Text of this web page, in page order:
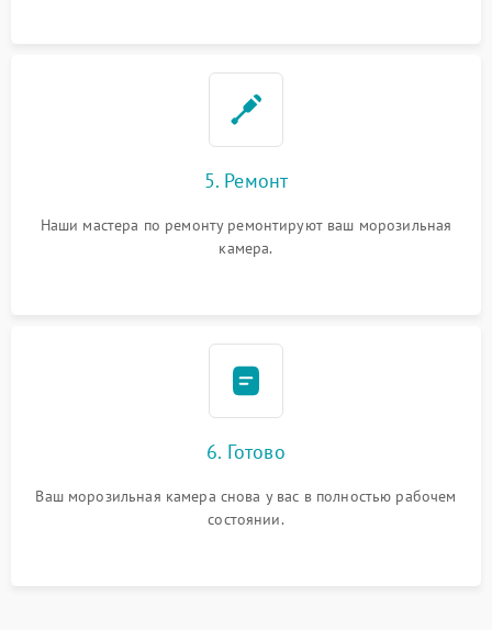
5. Ремонт
Наши мастера по ремонту ремонтируют ваш морозильная
камера.
6. Готово
Ваш морозильная камера снова у вас в полностью рабочем
состоянии.